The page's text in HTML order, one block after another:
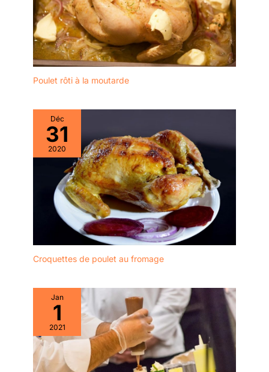
défaut ou
d'insatisfaction, notre
service client répond
rapidement et propose
un remplacement ou un
remboursement sans
condition de délai
ainsi les nutriments
naturels des aliments
pour des repas délicieux
et nutritifs
CONSTRUCTION
ROBUSTE ET
inoxydable pour une
stabilité et une durabilité
accrues; Les paniers
cuit-vapeur en bambou
de haute qualité résistent
à la déformation et
assurent une longue
durée de vie FACILE À
NETTOYER ET SANS
est simple et rapide, il
tiède avec un peu de
savon doux. Aucun
frottement intensif ou
trempage prolongé n'est
nécessaire, ce qui en fait
un ustensile de cuisine
pratique et sans souci
Poulet rôti à la moutarde
Déc
31
2020
Croquettes de poulet au fromage
Jan
1
2021